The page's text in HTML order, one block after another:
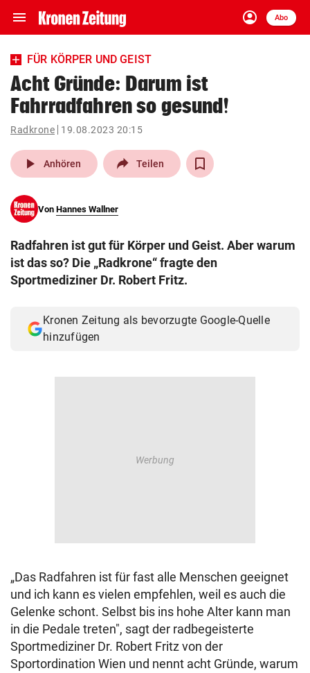
menu Navigation
ein-/ausklappen
account_circle
Anmelden
Abo
close Schließen
account_circle Anmelden
arrow_right
pin_drop
Wien arrow_right
search
eingeben
© Krone Multimedia GmbH & Co KG 2026
Muthgasse 2, 1190 Wien
FÜR KÖRPER UND GEIST
Acht Gründe: Darum ist
Fahrradfahren so gesund!
Radkrone 19.08.2023 20:15
play_arrow Anhören Teilen
Von Hannes Wallner
Radfahren ist gut für Körper und Geist. Aber warum
ist das so? Die „Radkrone“ fragte den
Sportmediziner Dr. Robert Fritz.
Kronen Zeitung als bevorzugte Google-Quelle
hinzufügen
„Das Radfahren ist für fast alle Menschen geeignet
und ich kann es vielen empfehlen, weil es auch die
Gelenke schont. Selbst bis ins hohe Alter kann man
in die Pedale treten", sagt der radbegeisterte
Sportmediziner Dr. Robert Fritz von der
Sportordination Wien und nennt acht Gründe, warum